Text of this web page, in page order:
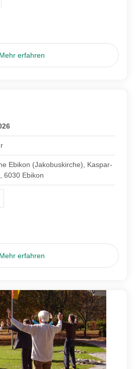
Mehr erfahren
Ebikon (Jakobuskirche), Kaspar-
6030 Ebikon
Mehr erfahren